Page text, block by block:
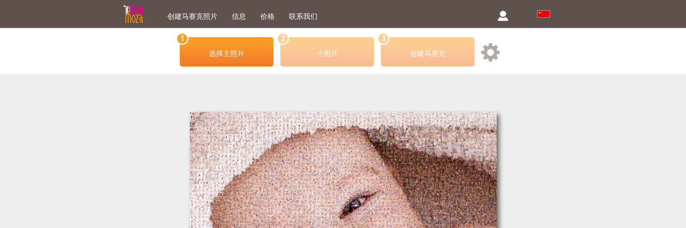
创建马赛克照片 信息 价格 联系我们
1
选择主照片
2
小图片
3
创建马赛克